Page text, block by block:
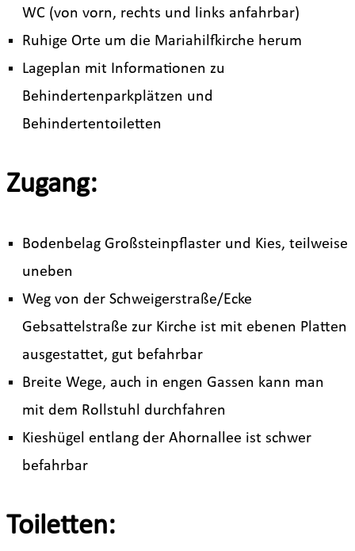
WC (von vorn, rechts und links anfahrbar)
Ruhige Orte um die Mariahilfkirche herum
Lageplan mit Informationen zu
Behindertenparkplätzen und
Behindertentoiletten
Zugang:
Bodenbelag Großsteinpflaster und Kies, teilweise
uneben
Weg von der Schweigerstraße/Ecke
Gebsattelstraße zur Kirche ist mit ebenen Platten
ausgestattet, gut befahrbar
Breite Wege, auch in engen Gassen kann man
mit dem Rollstuhl durchfahren
Kieshügel entlang der Ahornallee ist schwer
befahrbar
Toiletten: